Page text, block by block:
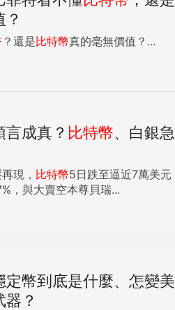
？還是比特幣真的毫無價值？...
成真？ 比特幣、白銀急
現， 比特幣5日跌至逼近7萬美元
，與大賣空本尊貝瑞...
定幣到底是什麼、怎變美
？